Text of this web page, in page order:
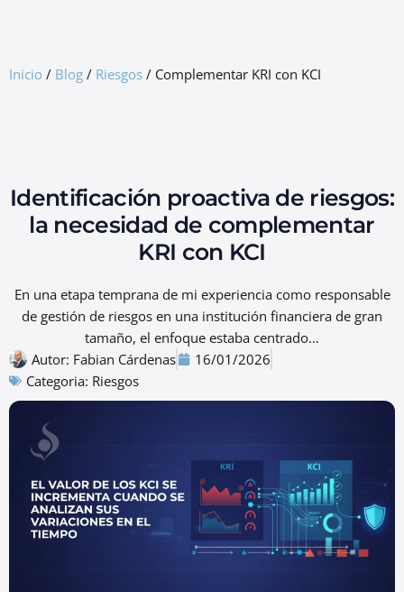
Inicio / Blog / Riesgos / Complementar KRI con KCI
Identificación proactiva de riesgos:
la necesidad de complementar
KRI con KCI
En una etapa temprana de mi experiencia como responsable
de gestión de riesgos en una institución financiera de gran
tamaño, el enfoque estaba centrado…
Autor: Fabian Cárdenas
16/01/2026
Categoria: Riesgos